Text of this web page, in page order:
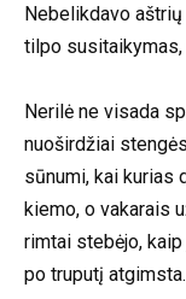
Nebelikdavo
tilpo
Nerilė ne visada
nuoširdžiai
sūnumi, kai kurias
kiemo, o vakarais
rimtai stebėjo,
po truputį atgimsta.